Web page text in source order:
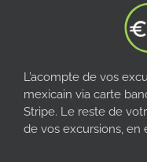
L’acompte de vos
mexicain via carte
Stripe. Le reste de
de vos excursions, en